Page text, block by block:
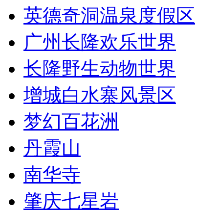
英德奇洞温泉度假区
广州长隆欢乐世界
长隆野生动物世界
增城白水寨风景区
梦幻百花洲
丹霞山
南华寺
肇庆七星岩